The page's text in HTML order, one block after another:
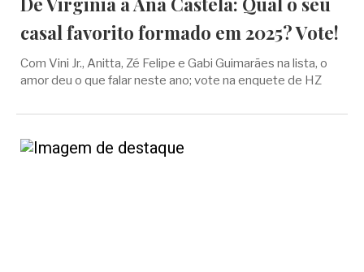
casal favorito formado em 2025? Vote!
Com Vini Jr., Anitta, Zé Felipe e Gabi Guimarães na lista, o
amor deu o que falar neste ano; vote na enquete de HZ